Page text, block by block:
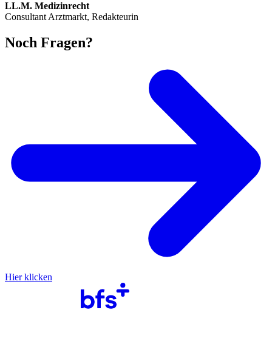
LL.M. Medizinrecht
Consultant Arztmarkt, Redakteurin
Noch Fragen?
Hier klicken